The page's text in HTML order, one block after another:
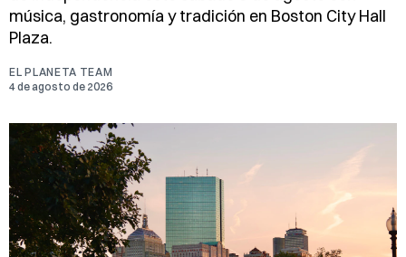
música, gastronomía y tradición en Boston City Hall
Plaza.
EL PLANETA TEAM
4 de agosto de 2026